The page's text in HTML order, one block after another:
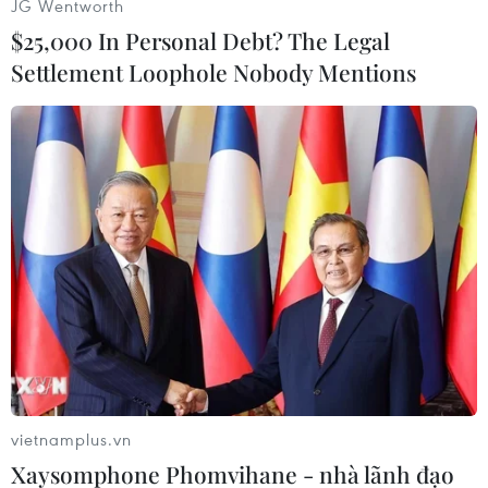
Thậm chí cả những ngân hàng chủ chốt của Đức
và Pháp cũng không qua đượccác đợt sát hạch.
Hai ngân hàng của Pháp là BNP Paribas và
Societe Generale sẽlần lượt cần thêm khoản
vốn 13 tỷ euro và 11,6 tỷ euro, trong khi hai
ngân hàngĐức Deutsche Bank và Commerzbank
của Đức lần lượt cần thêm 12,2 tỷ euro và 10,7tỷ
euro.
Goldman Sachs cho rằng chỉ tái cấp vốn các
ngân hàng không thôi sẽ khôngđủ để giải quyết
các vấn đề hiện nay của châu Âu, song đây là
điều cần thiết đểphối hợp với các hành động
chính sách song song.
JG Wentworth
$25,000 In Personal Debt? The Legal
Settlement Loophole Nobody Mentions
vietnamplus.vn
Xaysomphone Phomvihane - nhà lãnh đạo